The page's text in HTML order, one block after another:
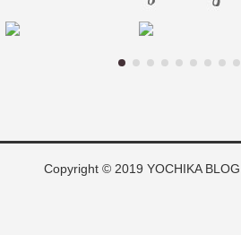
Copyright © 2019 YOCHIKA